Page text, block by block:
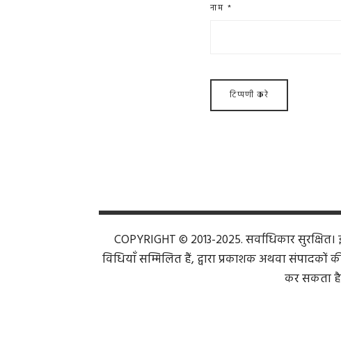
नाम *
COPYRIGHT © 2013-2025. सर्वाधिकार
विधियाँ सम्मिलित हैं, द्वारा प्रकाशक अथवा संपादकों
कर सकता